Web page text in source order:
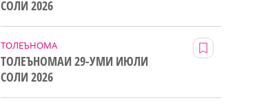
СОЛИ 2026
ТОЛЕЪНОМА
ТОЛЕЪНОМАИ 29-УМИ ИЮЛИ
СОЛИ 2026